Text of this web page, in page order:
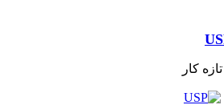
تازه کار